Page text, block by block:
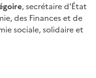
, secrétaire d'État
des Finances et de
sociale, solidaire et